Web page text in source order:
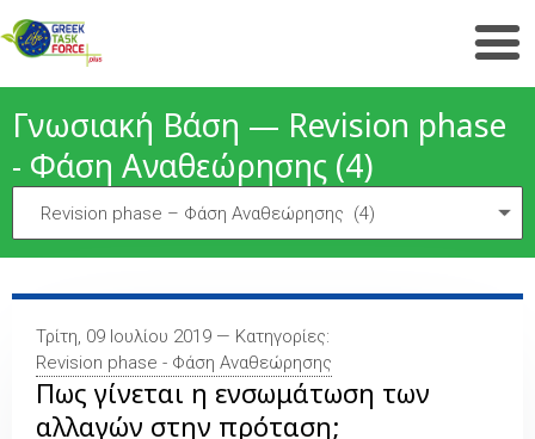
Γνωσιακή Βάση — Revision phase
- Φάση Αναθεώρησης (4)
Τρίτη, 09 Ιουλίου 2019 — Κατηγορίες:
Revision phase - Φάση Αναθεώρησης
Πως γίνεται η ενσωμάτωση των
αλλαγών στην πρόταση;